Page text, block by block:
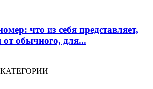
что из себя представляет,
от обычного, для...